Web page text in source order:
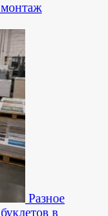
монтаж
Разное
в